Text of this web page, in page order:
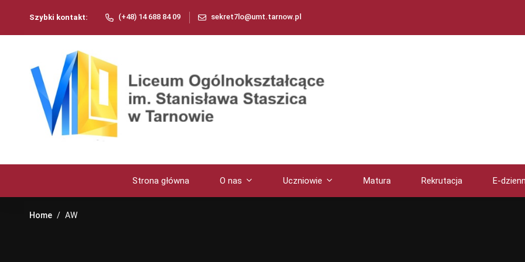
Szybki kontakt: (+48) 14 688 84 09 sekret7lo@umt.tarnow.pl
Strona główna O nas Uczniowie Matura Rekrutacja E-
Home AW